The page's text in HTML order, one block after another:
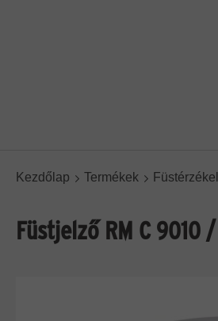
Kezdőlap Termékek
Füstjelző RM C